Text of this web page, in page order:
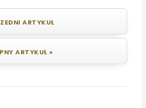
ARTYKUŁ
ARTYKUŁ »